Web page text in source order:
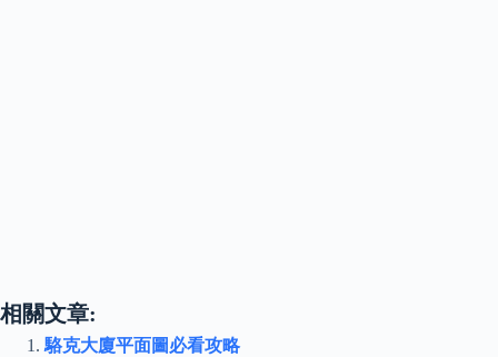
相關文章:
駱克大廈平面圖必看攻略